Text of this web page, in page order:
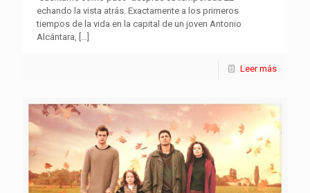
echando la vista atrás. Exactamente a los primeros
tiempos de la vida en la capital de un joven Antonio
Alcántara,
Leer más